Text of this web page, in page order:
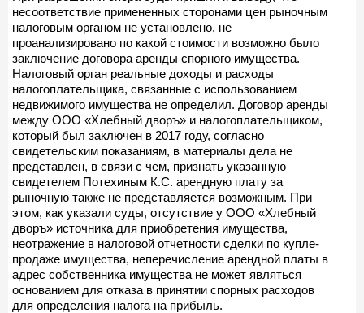
несоответствие примененных сторонами цен рыночным
налоговым органом не установлено, не
проанализировано по какой стоимости возможно было
заключение договора аренды спорного имущества.
Налоговый орган реальные доходы и расходы
налогоплательщика, связанные с использованием
недвижимого имущества не определил. Договор аренды
между ООО «Хлебный дворъ» и налогоплательщиком,
который был заключен в 2017 году, согласно
свидетельским показаниям, в материалы дела не
представлен, в связи с чем, признать указанную
свидетелем Потехиным К.С. арендную плату за
рыночную также не представляется возможным. При
этом, как указали суды, отсутствие у ООО «Хлебный
дворъ» источника для приобретения имущества,
неотражение в налоговой отчетности сделки по купле-
продаже имущества, неперечисление арендной платы в
адрес собственника имущества не может являться
основанием для отказа в принятии спорных расходов
для определения налога на прибыль.